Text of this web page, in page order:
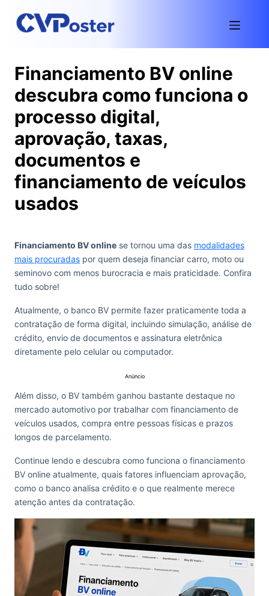
Financiamento BV online
descubra como funciona o
processo digital,
aprovação, taxas,
documentos e
financiamento de veículos
usados
Financiamento BV online se tornou uma das modalidades
mais procuradas por quem deseja financiar carro, moto ou
seminovo com menos burocracia e mais praticidade. Confira
tudo sobre!
Atualmente, o banco BV permite fazer praticamente toda a
contratação de forma digital, incluindo simulação, análise de
crédito, envio de documentos e assinatura eletrônica
diretamente pelo celular ou computador.
Anúncio
Além disso, o BV também ganhou bastante destaque no
mercado automotivo por trabalhar com financiamento de
veículos usados, compra entre pessoas físicas e prazos
longos de parcelamento.
Continue lendo e descubra como funciona o financiamento
BV online atualmente, quais fatores influenciam aprovação,
como o banco analisa crédito e o que realmente merece
atenção antes da contratação.